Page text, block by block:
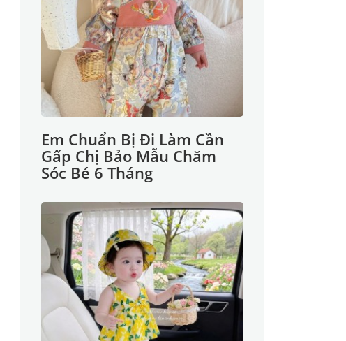
Em Chuẩn Bị Đi Làm Cần
Gấp Chị Bảo Mẫu Chăm
Sóc Bé 6 Tháng